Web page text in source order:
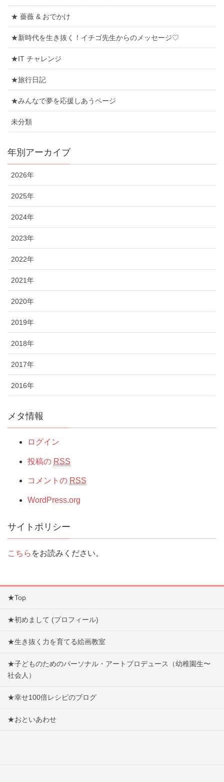
★ 薔薇 & おでかけ
★新時代を生き抜く！イチゴ先生からのメッセージ♡
★IT チャレンジ
★旅行日記
★みんなで夢を応援しあうページ
未分類
年別アーカイブ
2026年
2025年
2024年
2023年
2022年
2021年
2020年
2019年
2018年
2017年
2016年
メタ情報
ログイン
投稿の RSS
コメントの RSS
WordPress.org
サイトポリシー
こちら をお読みください。
★Top
★初めまして (プロフィール)
★生き抜く力を育てる絵画教室
★子どものためのパーソナル・アートプロデュース（幼稚園生〜
社会人）
★幸せ100倍レシピのブログ
★おといあわせ